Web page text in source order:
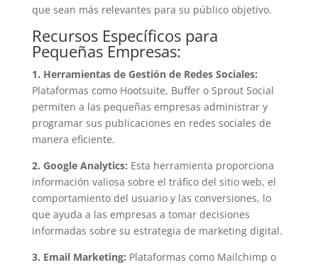
que sean más relevantes para su público objetivo.
Recursos Específicos para
Pequeñas Empresas:
1. Herramientas de Gestión de Redes Sociales:
Plataformas como Hootsuite, Buffer o Sprout Social
permiten a las pequeñas empresas administrar y
programar sus publicaciones en redes sociales de
manera eficiente.
2. Google Analytics: Esta herramienta proporciona
información valiosa sobre el tráfico del sitio web, el
comportamiento del usuario y las conversiones, lo
que ayuda a las empresas a tomar decisiones
informadas sobre su estrategia de marketing digital.
3. Email Marketing: Plataformas como Mailchimp o